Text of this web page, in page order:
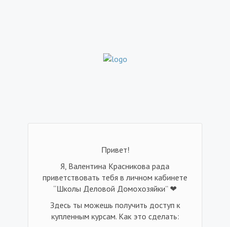
Привет!
Я, Валентина Красникова рада
приветствовать тебя в личном кабинете
“Школы Деловой Домохозяйки” ❤
Здесь ты можешь получить доступ к
купленным курсам. Как это сделать: